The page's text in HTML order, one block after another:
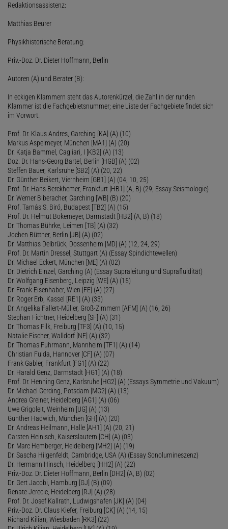
Redaktionsassistenz:
Matthias Beurer
Physikhistorische Beratung:
Priv.-Doz. Dr. Dieter Hoffmann, Berlin
Autoren (A) und Berater (B):
In eckigen Klammern steht das Autorenkürzel, die Zahl in der runden
Klammer ist die Fachgebietsnummer; eine Liste der Fachgebiete findet sich
im Vorwort.
Prof. Dr. Klaus Andres, Garching [KA] (A) (10)
Markus Aspelmeyer, München [MA1] (A) (20)
Dr. Katja Bammel, Cagliari, I [KB2] (A) (13)
Doz. Dr. Hans-Georg Bartel, Berlin [HGB] (A) (02)
Steffen Bauer, Karlsruhe [SB2] (A) (20, 22)
Dr. Günther Beikert, Viernheim [GB1] (A) (04, 10, 25)
Prof. Dr. Hans Berckhemer, Frankfurt [HB1] (A, B) (29; Essay Seismologie)
Dr. Werner Biberacher, Garching [WB] (B) (20)
Prof. Tamás S. Biró, Budapest [TB2] (A) (15)
Prof. Dr. Helmut Bokemeyer, Darmstadt [HB2] (A, B) (18)
Dr. Thomas Bührke, Leimen [TB] (A) (32)
Jochen Büttner, Berlin [JB] (A) (02)
Dr. Matthias Delbrück, Dossenheim [MD] (A) (12, 24, 29)
Prof. Dr. Martin Dressel, Stuttgart (A) (Essay Spindichtewellen)
Dr. Michael Eckert, München [ME] (A) (02)
Dr. Dietrich Einzel, Garching (A) (Essay Supraleitung und Suprafluidität)
Dr. Wolfgang Eisenberg, Leipzig [WE] (A) (15)
Dr. Frank Eisenhaber, Wien [FE] (A) (27)
Dr. Roger Erb, Kassel [RE1] (A) (33)
Dr. Angelika Fallert-Müller, Groß-Zimmern [AFM] (A) (16, 26)
Stephan Fichtner, Heidelberg [SF] (A) (31)
Dr. Thomas Filk, Freiburg [TF3] (A) (10, 15)
Natalie Fischer, Walldorf [NF] (A) (32)
Dr. Thomas Fuhrmann, Mannheim [TF1] (A) (14)
Christian Fulda, Hannover [CF] (A) (07)
Frank Gabler, Frankfurt [FG1] (A) (22)
Dr. Harald Genz, Darmstadt [HG1] (A) (18)
Prof. Dr. Henning Genz, Karlsruhe [HG2] (A) (Essays Symmetrie und Vakuum)
Dr. Michael Gerding, Potsdam [MG2] (A) (13)
Andrea Greiner, Heidelberg [AG1] (A) (06)
Uwe Grigoleit, Weinheim [UG] (A) (13)
Gunther Hadwich, München [GH] (A) (20)
Dr. Andreas Heilmann, Halle [AH1] (A) (20, 21)
Carsten Heinisch, Kaiserslautern [CH] (A) (03)
Dr. Marc Hemberger, Heidelberg [MH2] (A) (19)
Dr. Sascha Hilgenfeldt, Cambridge, USA (A) (Essay Sonolumineszenz)
Dr. Hermann Hinsch, Heidelberg [HH2] (A) (22)
Priv.-Doz. Dr. Dieter Hoffmann, Berlin [DH2] (A, B) (02)
Dr. Gert Jacobi, Hamburg [GJ] (B) (09)
Renate Jerecic, Heidelberg [RJ] (A) (28)
Prof. Dr. Josef Kallrath, Ludwigshafen [JK] (A) (04)
Priv.-Doz. Dr. Claus Kiefer, Freiburg [CK] (A) (14, 15)
Richard Kilian, Wiesbaden [RK3] (22)